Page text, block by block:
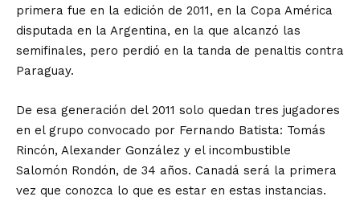
primera fue en la edición de 2011, en la Copa América
disputada en la Argentina, en la que alcanzó las
semifinales, pero perdió en la tanda de penaltis contra
Paraguay.
De esa generación del 2011 solo quedan tres jugadores
en el grupo convocado por Fernando Batista: Tomás
Rincón, Alexander González y el incombustible
Salomón Rondón, de 34 años. Canadá será la primera
vez que conozca lo que es estar en estas instancias.